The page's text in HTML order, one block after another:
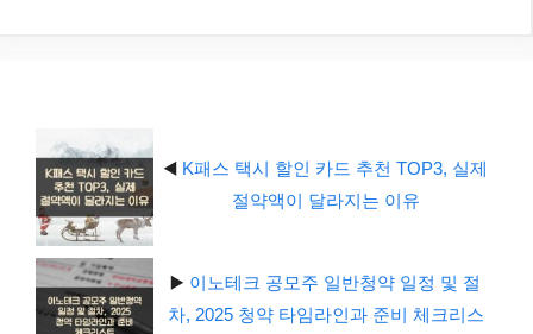
◀️ K패스 택시 할인 카드 추천 TOP3, 실제
절약액이 달라지는 이유
▶️ 이노테크 공모주 일반청약 일정 및 절
차, 2025 청약 타임라인과 준비 체크리스